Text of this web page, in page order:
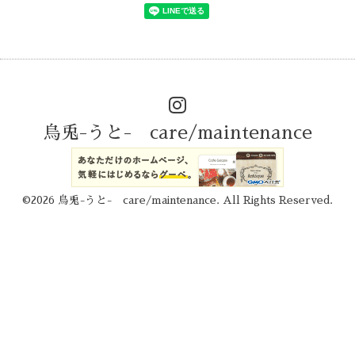
烏兎-うと- care/maintenance
©2026 烏兎-うと- care/maintenance . All Rights Reserved.